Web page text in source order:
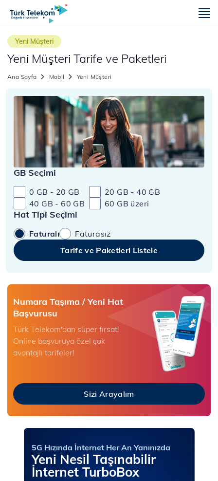
Yeni Müşteri
Yeni Müşteri Tarife ve Paketleri
Ana Sayfa Mobil Yeni Müşteri
GB Seçimi
0 GB - 20 GB
20 GB - 40 GB
40 GB - 60 GB
60 GB üzeri
Hat Tipi Seçimi
Faturalı
Faturasız
Tarife ve Paketleri Listele
Numara Taşıma / Yeni Hat
Başvurusu
Türk Telekom'dan süper fırsat!
Online başvuruya özel çok
avantajlı tarifeler!
Sizi Arayalım
5G Hızında İnternet Her An Yanınızda
Yeni Nesil Taşınabilir
İnternet TurboBox